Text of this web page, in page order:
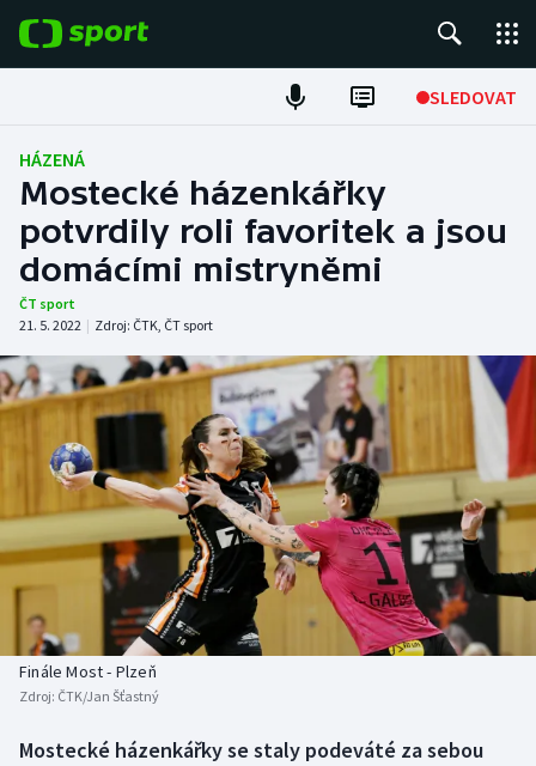
SLEDOVAT
Fotbal
Hokej
Tenis
Atletika
Cyklistika
DALŠÍ SPORTY
Americký fotbal
Baseball a softbal
Basketbal
Biatlon
NEPŘEHLÉDNĚTE
Soutěže
Historické návraty
Aplikace ČT sport
HÁZENÁ
Mostecké házenkářky
potvrdily roli favoritek a jsou
domácími mistryněmi
ČT sport
21. 5. 2022 | Zdroj: ČTK, ČT sport
Finále Most - Plzeň
Zdroj: ČTK/Jan Šťastný
Mostecké házenkářky se staly podeváté za sebou